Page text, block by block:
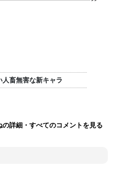
人畜無害な新キャラ
の詳細・すべてのコメントを見る